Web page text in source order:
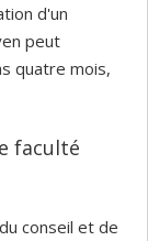
d'un
peut
quatre mois,
faculté
conseil et de